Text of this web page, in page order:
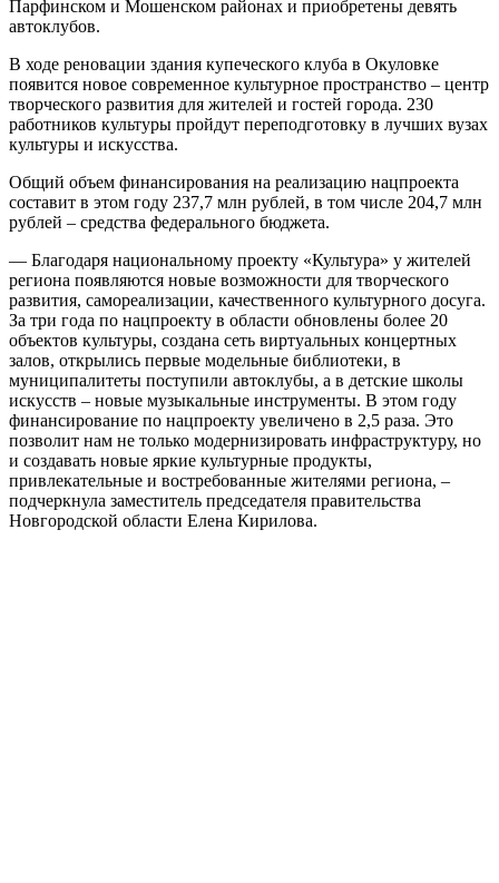
Парфинском и Мошенском районах и приобретены девять
автоклубов.
В ходе реновации здания купеческого клуба в Окуловке
появится новое современное культурное пространство – центр
творческого развития для жителей и гостей города. 230
работников культуры пройдут переподготовку в лучших вузах
культуры и искусства.
Общий объем финансирования на реализацию нацпроекта
составит в этом году 237,7 млн рублей, в том числе 204,7 млн
рублей – средства федерального бюджета.
— Благодаря национальному проекту «Культура» у жителей
региона появляются новые возможности для творческого
развития, самореализации, качественного культурного досуга.
За три года по нацпроекту в области обновлены более 20
объектов культуры, создана сеть виртуальных концертных
залов, открылись первые модельные библиотеки, в
муниципалитеты поступили автоклубы, а в детские школы
искусств – новые музыкальные инструменты. В этом году
финансирование по нацпроекту увеличено в 2,5 раза. Это
позволит нам не только модернизировать инфраструктуру, но
и создавать новые яркие культурные продукты,
привлекательные и востребованные жителями региона, –
подчеркнула заместитель председателя правительства
Новгородской области Елена Кирилова.